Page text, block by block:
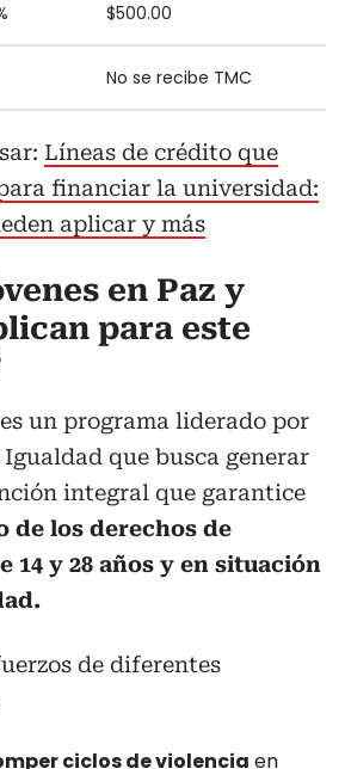
$500.00
No se recibe TMC
Líneas de crédito que
financiar la universidad:
aplicar y más
en Paz y
para este
un programa liderado por
que busca generar
integral que garantice
de los derechos de
14 y 28 años y en situación
de diferentes
ciclos de violencia en